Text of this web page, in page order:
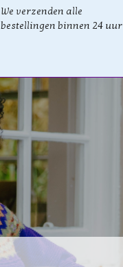
We verzenden alle
bestellingen binnen 24 uur